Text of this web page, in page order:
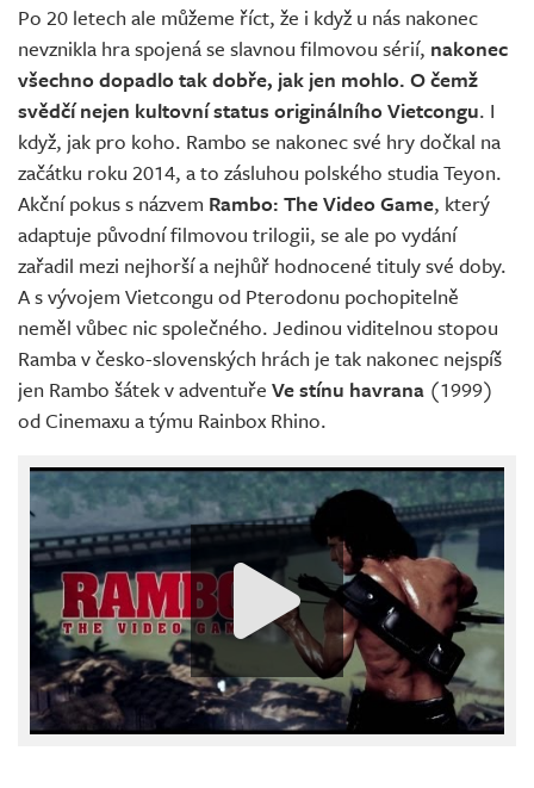
Po 20 letech ale můžeme říct, že i když u nás nakonec
nevznikla hra spojená se slavnou filmovou sérií, nakonec
všechno dopadlo tak dobře, jak jen mohlo. O čemž
svědčí nejen kultovní status originálního Vietcongu. I
když, jak pro koho. Rambo se nakonec své hry dočkal na
začátku roku 2014, a to zásluhou polského studia Teyon.
Akční pokus s názvem Rambo: The Video Game, který
adaptuje původní filmovou trilogii, se ale po vydání
zařadil mezi nejhorší a nejhůř hodnocené tituly své doby.
A s vývojem Vietcongu od Pterodonu pochopitelně
neměl vůbec nic společného. Jedinou viditelnou stopou
Ramba v česko-slovenských hrách je tak nakonec nejspíš
jen Rambo šátek v adventuře Ve stínu havrana (1999)
od Cinemaxu a týmu Rainbox Rhino.